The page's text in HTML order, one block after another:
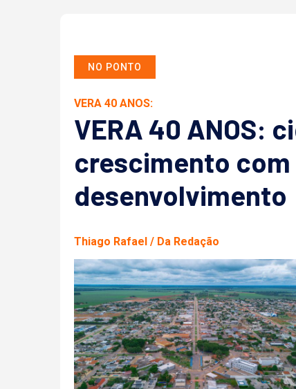
NO PONTO
VERA 40 ANOS:
VERA 40 ANOS:
crescimento
desenvolvimento
Thiago Rafael / Da Redação